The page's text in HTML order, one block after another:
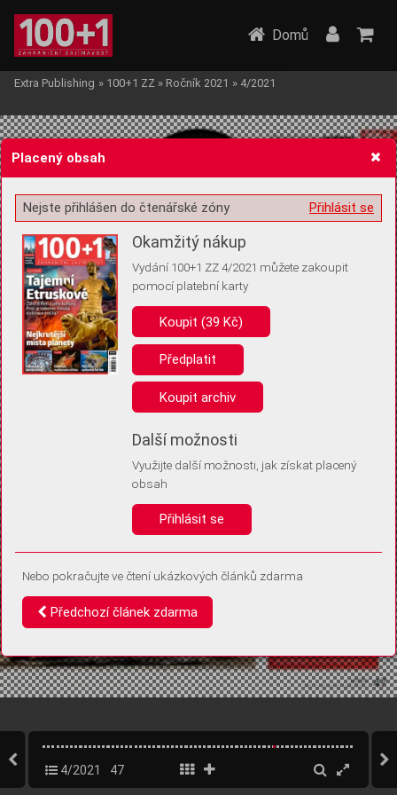
Žádost o souhlas s ukládáním volitelných informací
Pro základní fungování webu nepotřebujeme ukládat žádné informace
(tzv. cookies apod.). Rádi bychom vás ale požádali o souhlas s
uložením volitelných informací:
Anonymní unikátní ID
Díky němu příště poznáme, že se jedná o stejné zařízení, a
Identifikátor je zcela anonymní.
Vaše souhlasy a odmítnutí si ukládáme do vašeho zařízení, abychom se
vás už příště znovu neptali. Můžete je kdykoli později upravit ve Správě
Domů
Extra Publishing » 100+1 ZZ » Ročník 2021 » 4/2021
4/2021 47
Placený obsah
Přihlásit se
Nejste přihlášen do čtenářské zóny
Okamžitý nákup
Vydání 100+1 ZZ 4/2021 můžete zakoupit
pomocí platební karty
Koupit (39 Kč)
Předplatit
Koupit archiv
Další možnosti
Využijte další možnosti, jak získat placený
obsah
Přihlásit se
Nebo pokračujte ve čtení ukázkových článků zdarma
Předchozí článek zdarma